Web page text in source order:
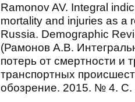
Ramonov AV. Integral
mortality and injuries as a
Russia. Demographic
(Рамонов А.В.
потерь от смертности и
транспортных
обозрение. 2015. № 4. C.